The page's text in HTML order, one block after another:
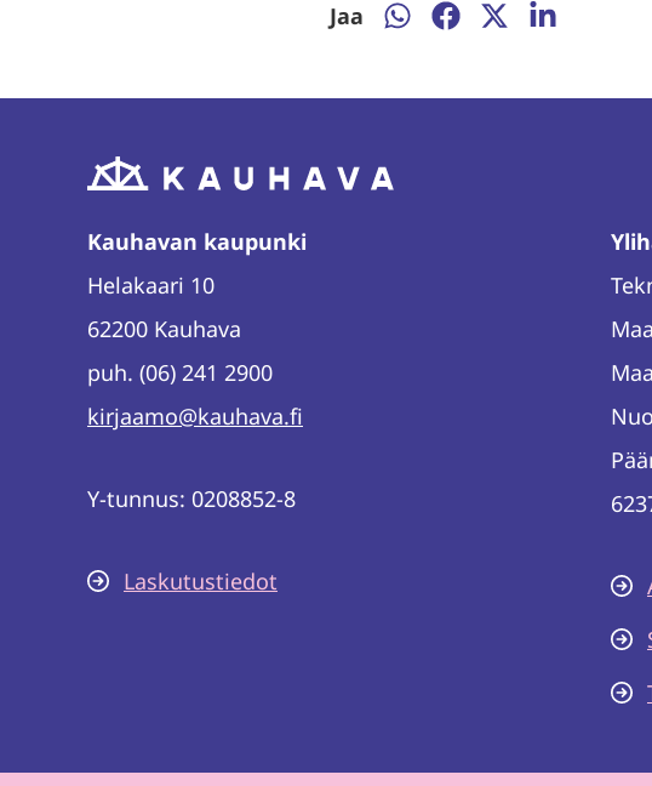
Jaa
Jaa
Jaa
Jaa
Jaa
Kauhavan kaupunki
Helakaari 10
62200 Kauhava
puh. (06) 241 2900
kirjaamo@kauhava.fi
Y-tunnus: 0208852-8
Laskutustiedot